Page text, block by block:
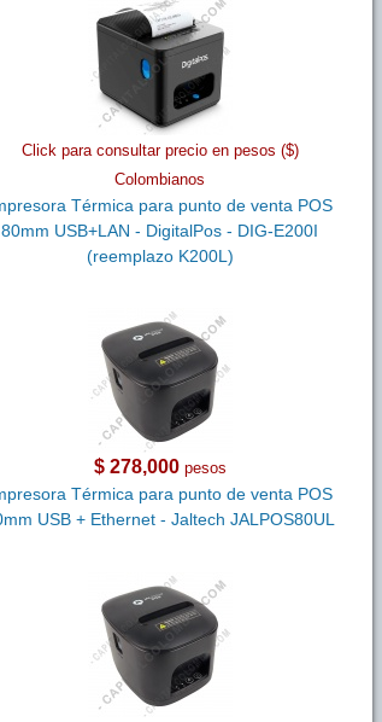
Click para consultar precio en pesos ($)
Colombianos
Térmica para punto de venta POS
80mm USB+LAN - DigitalPos - DIG-E200I
(reemplazo K200L)
$ 278,000pesos
Térmica para punto de venta POS
USB + Ethernet - Jaltech JALPOS80UL